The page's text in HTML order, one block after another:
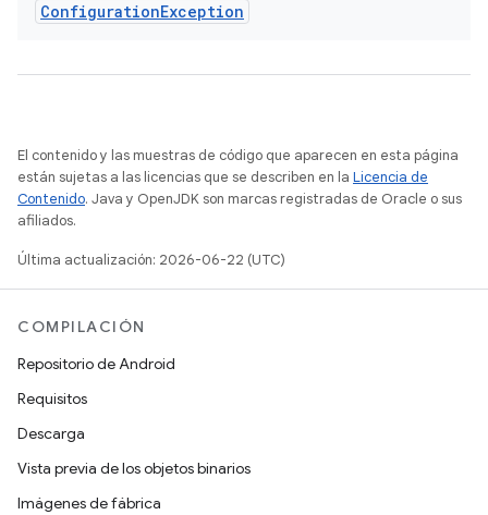
ConfigurationException
El contenido y las muestras de código que aparecen en esta página
están sujetas a las licencias que se describen en la Licencia de
Contenido. Java y OpenJDK son marcas registradas de Oracle o sus
afiliados.
Última actualización: 2026-06-22 (UTC)
COMPILACIÓN
Repositorio de Android
Requisitos
Descarga
Vista previa de los objetos binarios
Imágenes de fábrica